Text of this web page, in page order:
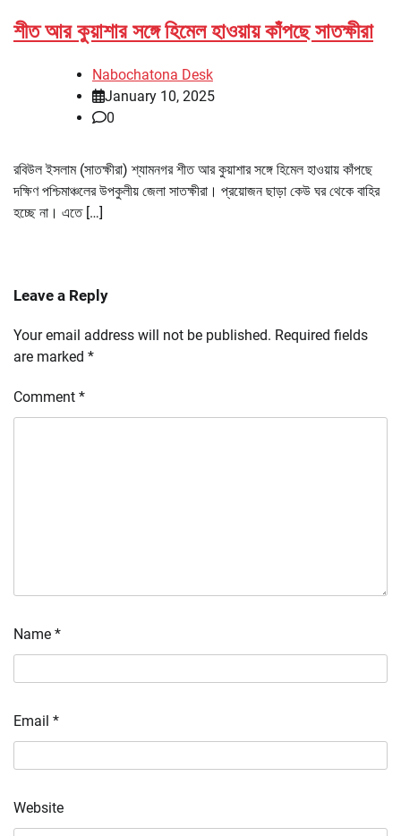
শীত আর কুয়াশার সঙ্গে হিমেল হাওয়ায় কাঁপছে সাতক্ষীরা
Nabochatona Desk
January 10, 2025
0
রবিউল ইসলাম (সাতক্ষীরা) শ্যামনগর শীত আর কুয়াশার সঙ্গে হিমেল হাওয়ায় কাঁপছে
দক্ষিণ পশ্চিমাঞ্চলের উপকুলীয় জেলা সাতক্ষীরা। প্রয়োজন ছাড়া কেউ ঘর থেকে বাহির
হচ্ছে না। এতে […]
Leave a Reply
Your email address will not be published. Required fields
are marked *
Comment *
Name *
Email *
Website